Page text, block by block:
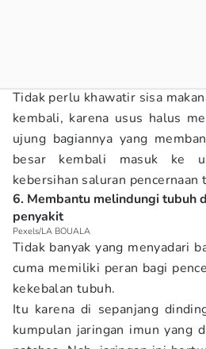
Tidak perlu khawatir sisa
kembali, karena usus halus
ujung bagiannya yang
besar kembali masuk ke
kebersihan saluran pencernaan
6. Membantu melindungi tubuh
penyakit
Pexels/LA BOUALA
Tidak banyak yang menyadari
cuma memiliki peran bagi
kekebalan tubuh.
Itu karena di sepanjang
kumpulan jaringan imun yang